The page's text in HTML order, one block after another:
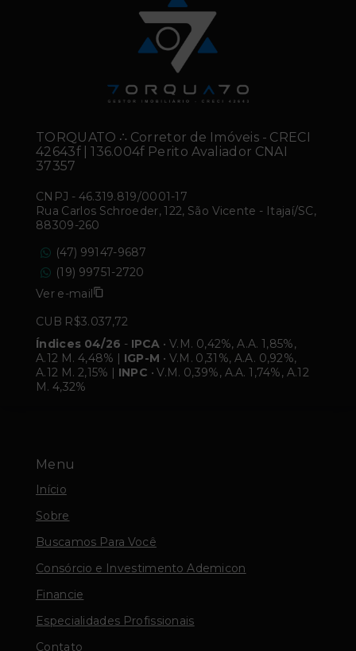
Menu
Início
Sobre
Buscamos Para Você
Consórcio e Investimento Ademicon
Financie
Especialidades Profissionais
Contato
TORQUATO ∴ Corretor de Imóveis - CRECI
42643f | 136.004f Perito Avaliador CNAI
37357
CNPJ - 46.319.819/0001-17
Rua Carlos Schroeder, 122, São Vicente - Itajaí/SC,
88309-260
(47) 99147-9687
(19) 99751-2720
Ver e-mail
CUB R$3.037,72
Índices 04/26 - IPCA • V.M. 0,42%, A.A. 1,85%,
A.12 M. 4,48% | IGP-M • V.M. 0,31%, A.A. 0,92%,
A.12 M. 2,15% | INPC • V.M. 0,39%, A.A. 1,74%, A.12
M. 4,32%